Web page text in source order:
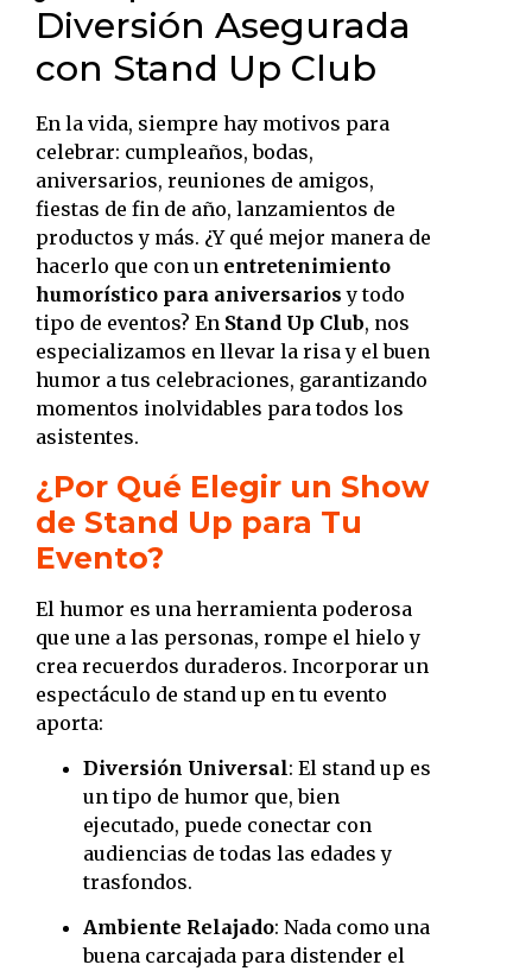
Diversión Asegurada
con Stand Up Club
En la vida, siempre hay motivos para
celebrar: cumpleaños, bodas,
aniversarios, reuniones de amigos,
fiestas de fin de año, lanzamientos de
productos y más. ¿Y qué mejor manera de
hacerlo que con un entretenimiento
humorístico para aniversarios y todo
tipo de eventos? En Stand Up Club, nos
especializamos en llevar la risa y el buen
humor a tus celebraciones, garantizando
momentos inolvidables para todos los
asistentes.
¿Por Qué Elegir un Show
de Stand Up para Tu
Evento?
El humor es una herramienta poderosa
que une a las personas, rompe el hielo y
crea recuerdos duraderos. Incorporar un
espectáculo de stand up en tu evento
aporta:
Diversión Universal: El stand up es
un tipo de humor que, bien
ejecutado, puede conectar con
audiencias de todas las edades y
trasfondos.
Ambiente Relajado: Nada como una
buena carcajada para distender el